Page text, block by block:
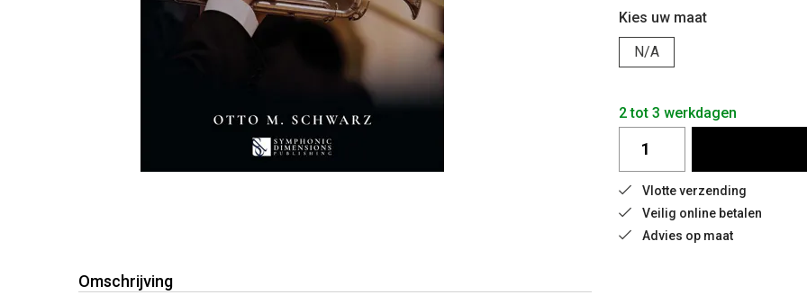
Kies uw maat
N/A
2 tot 3 werkdagen
Vlotte verzending
Veilig online betalen
Advies op maat
Omschrijving